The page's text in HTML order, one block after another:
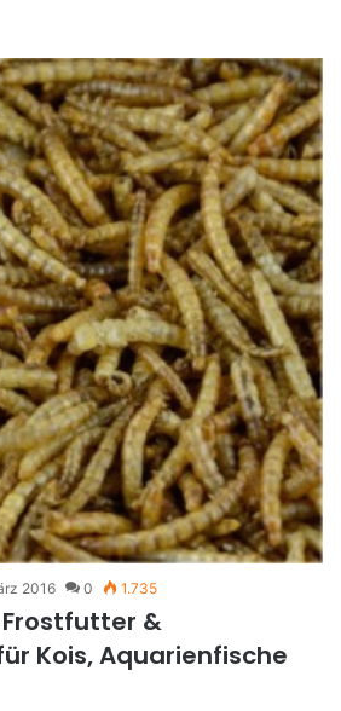
2016 0 1.735
&
Kois, Aquarienfische